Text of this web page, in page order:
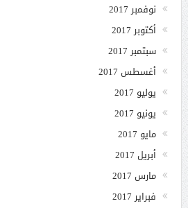
نوفمبر 2017
أكتوبر 2017
سبتمبر 2017
أغسطس 2017
يوليو 2017
يونيو 2017
مايو 2017
أبريل 2017
مارس 2017
فبراير 2017